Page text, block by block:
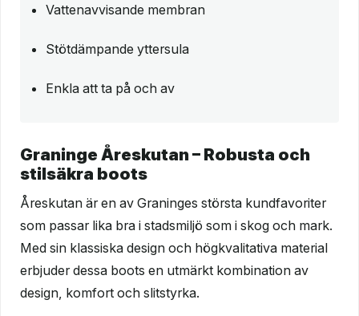
Vattenavvisande membran
Stötdämpande yttersula
Enkla att ta på och av
Graninge Åreskutan – Robusta och
stilsäkra boots
Åreskutan är en av Graninges största kundfavoriter
som passar lika bra i stadsmiljö som i skog och mark.
Med sin klassiska design och högkvalitativa material
erbjuder dessa boots en utmärkt kombination av
design, komfort och slitstyrka.